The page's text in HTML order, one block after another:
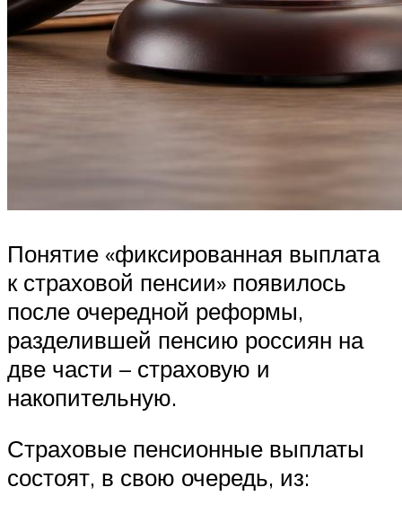
Понятие «фиксированная выплата
к страховой пенсии» появилось
после очередной реформы,
разделившей пенсию россиян на
две части – страховую и
накопительную.
Страховые пенсионные выплаты
состоят, в свою очередь, из: